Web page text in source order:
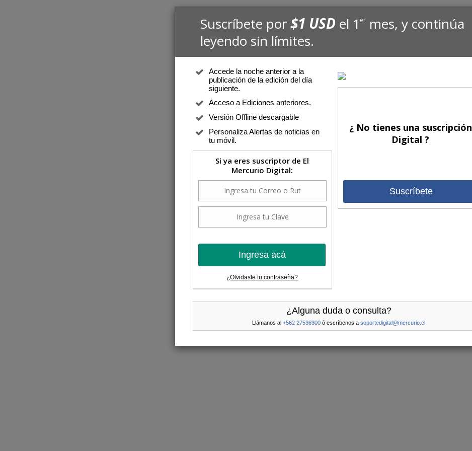
Suscríbete por$1 USD el 1er mes, y continúa
leyendo sin límites.
Accede la noche anterior a la
publicación de la edición del día
siguiente.
Acceso a Ediciones anteriores.
Versión Offline descargable
Personaliza Alertas de noticias en
tu móvil.
Si ya eres suscriptor de El
Mercurio Digital:
Ingresa acá
¿Olvidaste tu contraseña?
¿ No tienes una suscripción
Digital ?
Suscríbete
¿Alguna duda o consulta?
Llámanos al +562 27536300 ó escríbenos a soportedigital@mercurio.cl